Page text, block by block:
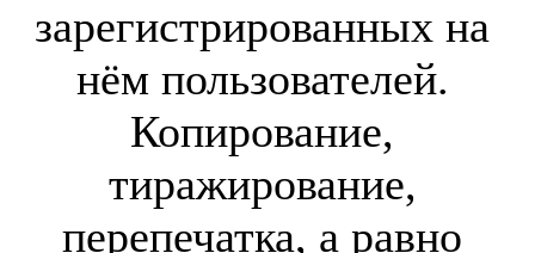
зарегистрированных на
нём пользователей.
Копирование,
тиражирование,
перепечатка, а равно